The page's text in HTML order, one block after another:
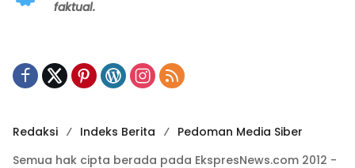
faktual.
Redaksi Indeks Berita
Pedoman Media Siber
Semua hak cipta berada pada EkspresNews.com 2012 -